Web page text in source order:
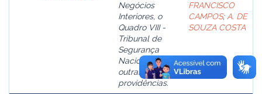
Negócios
Interiores, o
Quadro VIII -
Tribunal de
Segurança
Nacional – e dá
outras
providências.
FRANCISCO
CAMPOS; A. DE
SOUZA COSTA